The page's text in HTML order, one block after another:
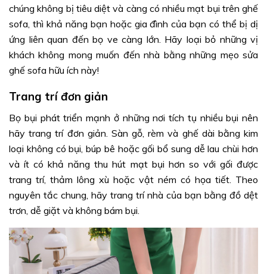
chúng không bị tiêu diệt và càng có nhiều mạt bụi trên ghế
sofa, thì khả năng bạn hoặc gia đình của bạn có thể bị dị
ứng liên quan đến bọ ve càng lớn. Hãy loại bỏ những vị
khách không mong muốn đến nhà bằng những mẹo sửa
ghế sofa hữu ích này!
Trang trí đơn giản
Bọ bụi phát triển mạnh ở những nơi tích tụ nhiều bụi nên
hãy trang trí đơn giản. Sàn gỗ, rèm và ghế dài bằng kim
loại không có bụi, búp bê hoặc gối bổ sung dễ lau chùi hơn
và ít có khả năng thu hút mạt bụi hơn so với gối được
trang trí, thảm lông xù hoặc vật ném có họa tiết. Theo
nguyên tắc chung, hãy trang trí nhà của bạn bằng đồ dệt
trơn, dễ giặt và không bám bụi.